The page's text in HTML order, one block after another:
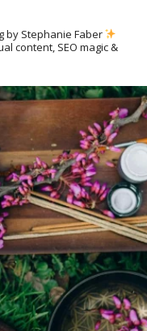
by Stephanie Faber
content, SEO magic &